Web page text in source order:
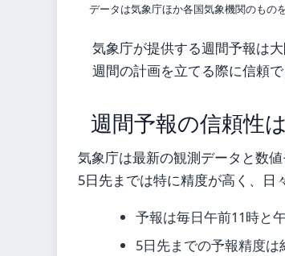
データは気象庁ほか各国気象機関のもの
気象庁が提供する週間予報は
週間の計画を立てる際に信頼で
週間予報の信頼性
気象庁は最新の観測データと数
5日先までは特に精度が高く、日
予報は毎日午前11時と
5日先までの予報精度は